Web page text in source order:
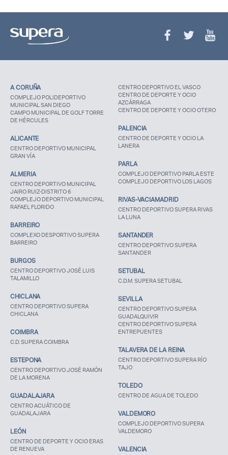
A CORUÑA
COMPLEJO POLIDEPORTIVO
MUNICIPAL SAN DIEGO
CAMPO MUNICIPAL DE GOLF TORRE
DE HÉRCULES
ALICANTE
CENTRO DEPORTIVO MUNICIPAL
GRAN VÍA
ALMERIA
CENTRO DEPORTIVO MUNICIPAL
JAIRO RUIZ-DISTRITO 6
COMPLEJO DEPORTIVO MUNICIPAL
RAFAEL FLORIDO
BARREIRO
COMPLEXO DESPORTIVO SUPERA
BARREIRO
BURGOS
CENTRO DEPORTIVO JOSÉ LUIS
TALAMILLO
CHICLANA
CENTRO DEPORTIVO SUPERA
CHICLANA
COIMBRA
C.D. SUPERA COIMBRA
ESTEPONA
CENTRO DEPORTIVO JOSÉ RAMÓN
DE LA MORENA
GUADALAJARA
CENTRO ACUÁTICO DE
GUADALAJARA
LEÓN
CENTRO DE DEPORTE Y OCIO ERAS
DE RENUEVA
CENTRO DEPORTIVO EL VASCO
CENTRO DE DEPORTE Y OCIO
AZCÁRRAGA
CENTRO DE DEPORTE Y OCIO OTERO
PALENCIA
CENTRO DE DEPORTE Y OCIO LA
LANERA
PARLA
COMPLEJO DEPORTIVO PARLA ESTE
COMPLEJO DEPORTIVO LOS LAGOS
RIVAS-VACIAMADRID
CENTRO DEPORTIVO SUPERA RIVAS
LA LUNA
SANTANDER
CENTRO DEPORTIVO SUPERA
SANTANDER
SETUBAL
C.D.M. SUPERA SETUBAL
SEVILLA
CENTRO DEPORTIVO SUPERA
GUADALQUIVIR
CENTRO DEPORTIVO SUPERA
ENTREPUENTES
TALAVERA DE LA REINA
CENTRO DEPORTIVO SUPERA RÍO
TAJO
TOLEDO
CENTRO DE AGUA DE TOLEDO
VALDEMORO
COMPLEJO DEPORTIVO SUPERA
VALDEMORO
VALENCIA